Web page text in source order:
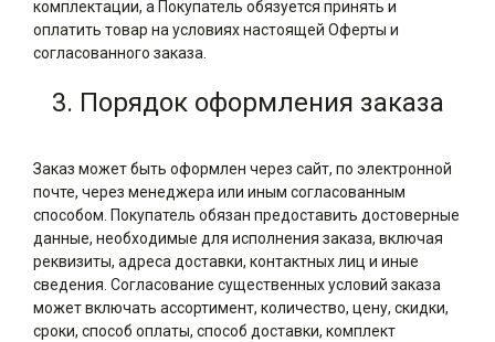
комплектации, а Покупатель обязуется принять и
оплатить товар на условиях настоящей Оферты и
согласованного заказа.
3. Порядок оформления заказа
Заказ может быть оформлен через сайт, по электронной
почте, через менеджера или иным согласованным
способом. Покупатель обязан предоставить достоверные
данные, необходимые для исполнения заказа, включая
реквизиты, адреса доставки, контактных лиц и иные
сведения. Согласование существенных условий заказа
может включать ассортимент, количество, цену, скидки,
сроки, способ оплаты, способ доставки, комплект